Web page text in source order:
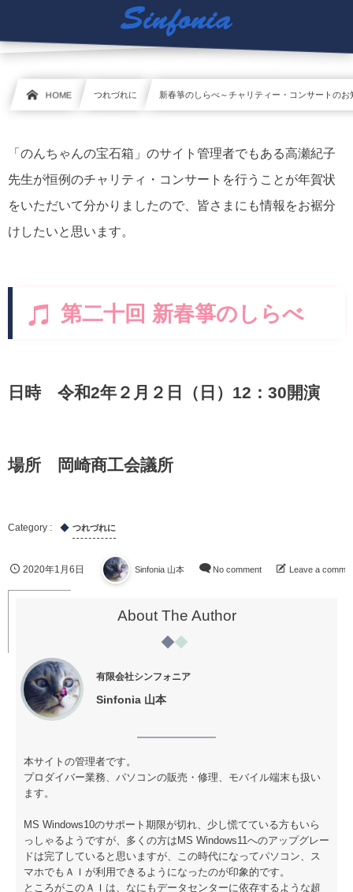
HOME つれづれに 新春箏のしらべ～チャリティー・コンサートのお
「のんちゃんの宝石箱」のサイト管理者でもある高瀬紀子
先生が恒例のチャリティ・コンサートを行うことが年賀状
をいただいて分かりましたので、皆さまにも情報をお裾分
けしたいと思います。
第二十回 新春箏のしらべ
日時 令和2年２月２日（日）12：30開演
場所 岡崎商工会議所
つれづれに
2020年1月6日 Sinfonia 山本 No comment Leave a
About The Author
有限会社シンフォニア
Sinfonia 山本
本サイトの管理者です。
プロダイバー業務、パソコンの販売・修理、モバイル端末も扱い
ます。
MS Windows10のサポート期限が切れ、少し慌てている方もいら
っしゃるようですが、多くの方はMS Windows11へのアップグレー
ドは完了していると思いますが、この時代になってパソコン、ス
マホでもＡＩが利用できるようになったのが印象的です。
ところがこのＡＩは、なにもデータセンターに依存するような超